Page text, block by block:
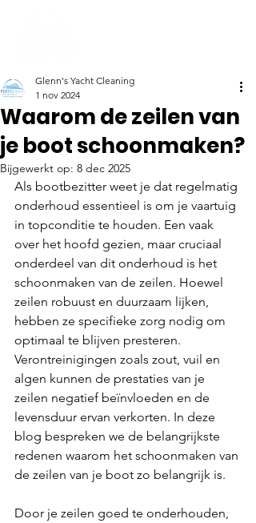
Waarom de zeilen van
je boot schoonmaken?
Glenn's Yacht Cleaning
1 nov 2024
Bijgewerkt op: 8 dec 2025
Als bootbezitter weet je dat regelmatig
onderhoud essentieel is om je vaartuig
in topconditie te houden. Een vaak
over het hoofd gezien, maar cruciaal
onderdeel van dit onderhoud is het
schoonmaken van de zeilen. Hoewel
zeilen robuust en duurzaam lijken,
hebben ze specifieke zorg nodig om
optimaal te blijven presteren.
Verontreinigingen zoals zout, vuil en
algen kunnen de prestaties van je
zeilen negatief beïnvloeden en de
levensduur ervan verkorten. In deze
blog bespreken we de belangrijkste
redenen waarom het schoonmaken van
de zeilen van je boot zo belangrijk is.
Door je zeilen goed te onderhouden,